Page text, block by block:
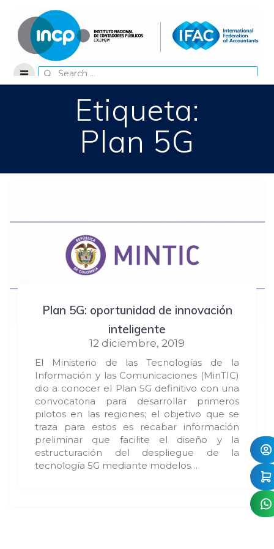
content
Search
for:
Etiqueta:
Plan 5G
Plan 5G: oportunidad de innovación
inteligente
12 diciembre, 2019
El Ministerio de las Tecnologías de la
Información y las Comunicaciones (MinTIC)
dio a conocer el Plan 5G definitivo con una
convocatoria para desarrollar primeros
pilotos en las regiones; el objetivo que se
traza para estos es recabar información
preliminar que facilite el diseño y la
estructuración del despliegue de la
tecnología 5G mediante modelos…